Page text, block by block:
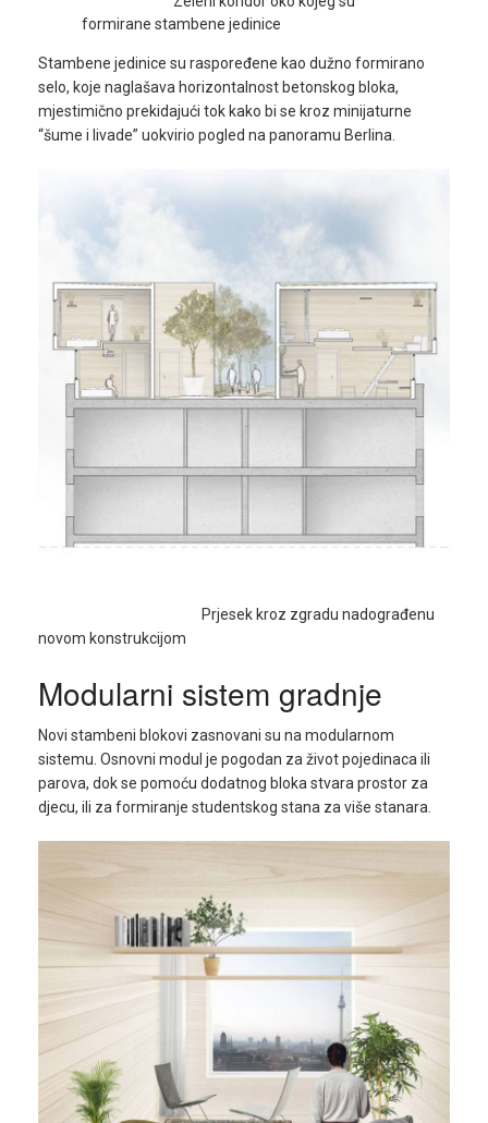
formirane stambene jedinice
Stambene jedinice su raspoređene kao dužno formirano
selo, koje naglašava horizontalnost betonskog bloka,
mjestimično prekidajući tok kako bi se kroz minijaturne
“šume i livade” uokvirio pogled na panoramu Berlina.
Prjesek kroz zgradu nadograđenu
novom konstrukcijom
Modularni sistem gradnje
Novi stambeni blokovi zasnovani su na modularnom
sistemu. Osnovni modul je pogodan za život pojedinaca ili
parova, dok se pomoću dodatnog bloka stvara prostor za
djecu, ili za formiranje studentskog stana za više stanara.